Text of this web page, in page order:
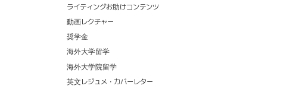
ライティングお助けコンテンツ
動画レクチャー
奨学金
海外大学留学
海外大学院留学
英文レジュメ・カバーレター